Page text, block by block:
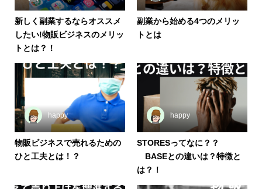
新しく副業するならオススメ
したい!物販ビジネスのメリッ
トとは？！
副業から始める4つのメリッ
トとは
happy
物販ビジネスで売れるための
ひと工夫とは！？
happy
STORESってなに？？
BASEとの違いは？特徴と
は？！